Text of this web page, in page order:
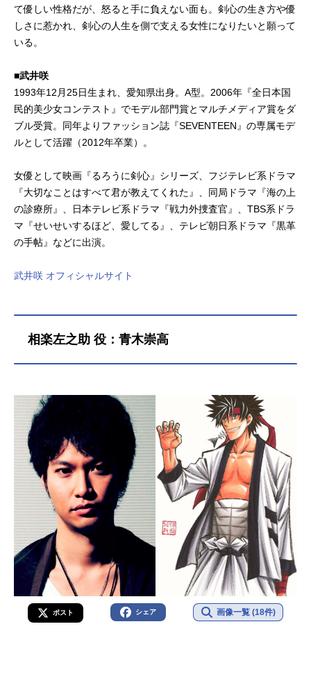
て優しい性格だが、怒ると手に負えない面も。剣心の生き方や優
しさに惹かれ、剣心の人生を側で支える女性になりたいと願って
いる。
■武井咲
1993年12月25日生まれ、愛知県出身。A型。2006年『全日本国
民的美少女コンテスト』でモデル部門賞とマルチメディア賞をダ
ブル受賞。同年よりファッション誌『SEVENTEEN』の専属モデ
ルとして活躍（2012年卒業）。
女優として映画『るろうに剣心』シリーズ、フジテレビ系ドラマ
『大切なことはすべて君が教えてくれた』、同局ドラマ『海の上
の診療所』、日本テレビ系ドラマ『戦力外捜査官』、TBS系ドラ
マ『せいせいするほど、愛してる』、テレビ朝日系ドラマ『黒革
の手帖』などに出演。
武井咲 オフィシャルサイト
相楽左之助 役：青木崇高
ポスト シェア 画像一覧 (18件)